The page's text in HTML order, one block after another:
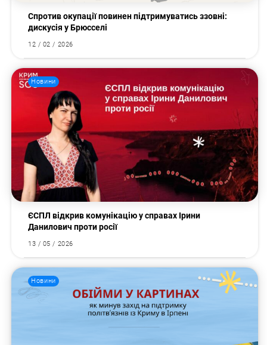
Спротив окупації повинен підтримуватись ззовні:
дискусія у Брюсселі
12 / 02 / 2026
Новини
ЄСПЛ відкрив комунікацію у справах Ірини
Данилович проти росії
13 / 05 / 2026
Новини